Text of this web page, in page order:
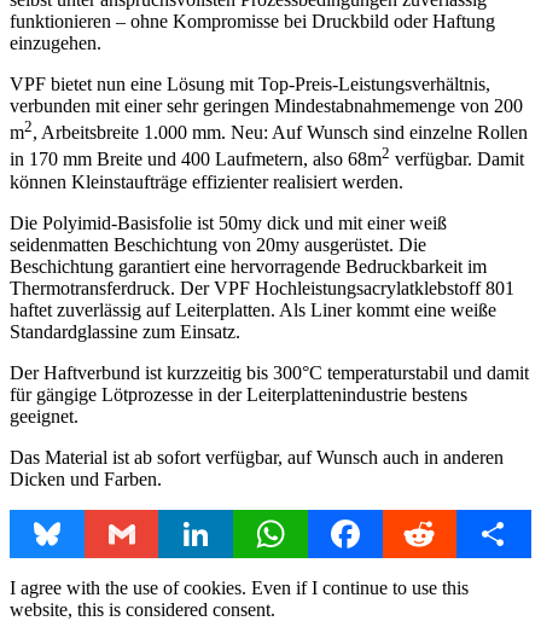
funktionieren – ohne Kompromisse bei Druckbild oder Haftung
einzugehen.
VPF bietet nun eine Lösung mit Top-Preis-Leistungs­verhältnis,
verbunden mit einer sehr geringen Mindestabnahmemenge von 200
m2, Arbeitsbreite 1.000 mm. Neu: Auf Wunsch sind einzelne Rollen
in 170 mm Breite und 400 Laufmetern, also 68m2 verfügbar. Damit
können Kleinstaufträge effizienter realisiert werden.
Die Polyimid-Basisfolie ist 50my dick und mit einer weiß
seidenmatten Beschichtung von 20my ausgerüstet. Die
Beschichtung garantiert eine hervorragende Bedruckbarkeit im
Thermotransferdruck. Der VPF Hochleistungsacrylatklebstoff 801
haftet zuverlässig auf Leiterplatten. Als Liner kommt eine weiße
Standardglassine zum Einsatz.
Der Haftverbund ist kurzzeitig bis 300°C temperaturstabil und damit
für gängige Lötprozesse in der Leiterplattenindustrie bestens
geeignet.
Das Material ist ab sofort verfügbar, auf Wunsch auch in anderen
Dicken und Farben.
Bluesky Gmail LinkedIn WhatsAppFacebookReddit Share
I agree with the use of cookies. Even if I continue to use this
website, this is considered consent.